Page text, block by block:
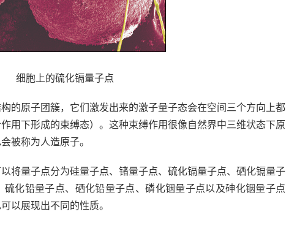
细胞上的硫化镉量子点
的原子团簇，它们激发出来的激子量子态会在空间三个方向上都
用下形成的束缚态）。这种束缚作用很像自然界中三维状态下原
被称为人造原子。
将量子点分为硅量子点、锗量子点、硫化镉量子点、硒化镉量子
化铅量子点、硒化铅量子点、磷化铟量子点以及砷化铟量子点
以展现出不同的性质。